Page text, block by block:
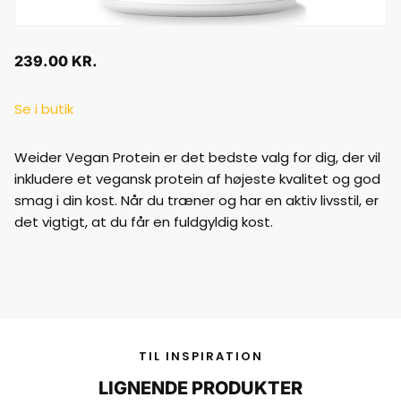
239.00 KR.
Se i butik
Weider Vegan Protein er det bedste valg for dig, der vil
inkludere et vegansk protein af højeste kvalitet og god
smag i din kost. Når du træner og har en aktiv livsstil, er
det vigtigt, at du får en fuldgyldig kost.
TIL INSPIRATION
LIGNENDE PRODUKTER